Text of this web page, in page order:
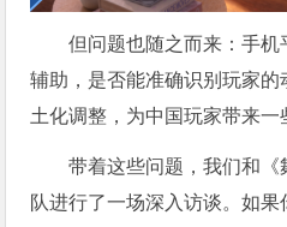
但问题也随之而来：手
辅助，是否能准确识别玩家
土化调整，为中国玩家带来一
带着这些问题，我们和《
队进行了一场深入访谈。如果